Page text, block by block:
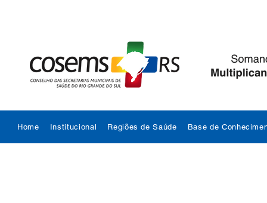
Home Institucional Regiões de Saúde Base de